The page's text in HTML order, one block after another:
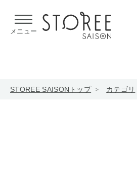
メニュー
STOREE SAISONトップ カテゴリ